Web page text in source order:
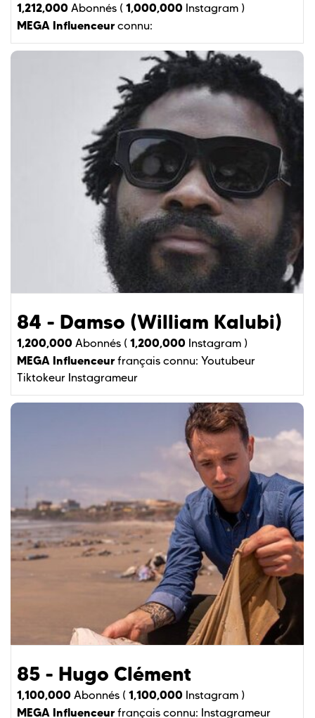
1,212,000 Abonnés ( 1,000,000 Instagram )
MEGA Influenceur connu:
84 - Damso (William Kalubi)
1,200,000 Abonnés ( 1,200,000 Instagram )
MEGA Influenceur français connu: Youtubeur
Tiktokeur Instagrameur
85 - Hugo Clément
1,100,000 Abonnés ( 1,100,000 Instagram )
MEGA Influenceur français connu: Instagrameur